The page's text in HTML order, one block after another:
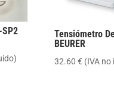
SP2
Tensiómetro
BEURER
32.60 € (IVA no